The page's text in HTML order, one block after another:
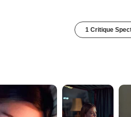
1 Critique